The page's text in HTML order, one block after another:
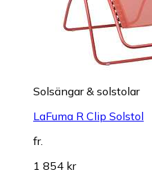
Solsängar & solstolar
LaFuma R Clip Solstol
fr.
1 854 kr